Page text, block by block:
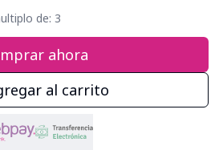
de: 3
ahora
al carrito